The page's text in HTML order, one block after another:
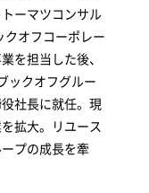
ーマツコンサル
クオフコーポレー
を担当した後、
ックオフグルー
社長に就任。現
拡大。リユース
プの成長を牽